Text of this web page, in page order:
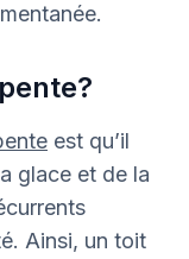
est qu’il
glace et de la
Ainsi, un toit